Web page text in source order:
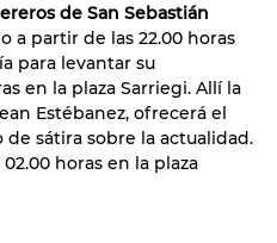
de San Sebastián
a partir de las 22.00 horas
para levantar su
en la plaza Sarriegi. Allí la
Estébanez, ofrecerá el
sátira sobre la actualidad.
horas en la plaza